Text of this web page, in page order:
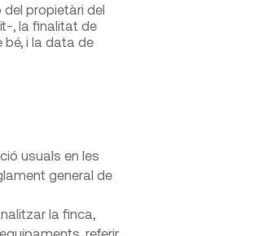
del propietàri del
, la finalitat de
bé, i la data de
usuals en les
general de
la finca,
referir